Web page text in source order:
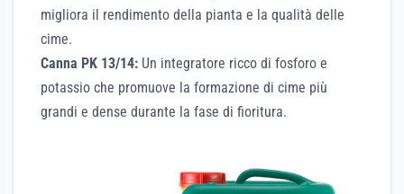
migliora il rendimento della pianta e la qualità delle
cime.
Canna PK 13/14: Un integratore ricco di fosforo e
potassio che promuove la formazione di cime più
grandi e dense durante la fase di fioritura.